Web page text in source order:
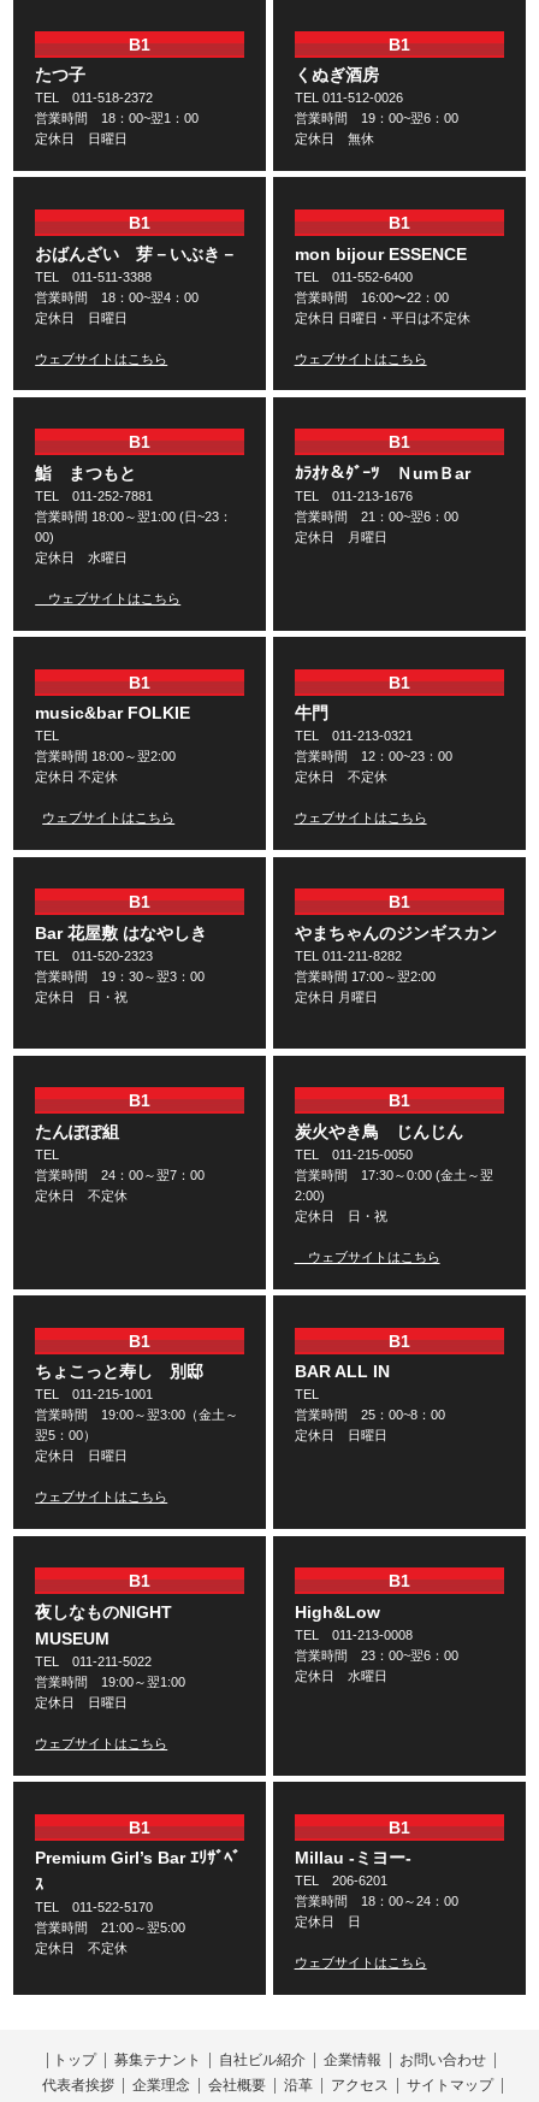
B1
たつ子
TEL 011-518-2372
営業時間 18：00~翌1：00
定休日 日曜日
B1
くぬぎ酒房
TEL 011-512-0026
営業時間 19：00~翌6：00
定休日 無休
B1
おばんざい 芽－いぶき－
TEL 011-511-3388
営業時間 18：00~翌4：00
定休日 日曜日
ウェブサイトはこちら
B1
mon bijour ESSENCE
TEL 011-552-6400
営業時間 16:00〜22：00
定休日 日曜日・平日は不定休
ウェブサイトはこちら
B1
鮨 まつもと
TEL 011-252-7881
営業時間 18:00～翌1:00 (日~23：
00)
定休日 水曜日
ウェブサイトはこちら
B1
ｶﾗｵｹ＆ﾀﾞｰﾂ ＮumＢar
TEL 011-213-1676
営業時間 21：00~翌6：00
定休日 月曜日
B1
music&bar FOLKIE
TEL
営業時間 18:00～翌2:00
定休日 不定休
ウェブサイトはこちら
B1
牛門
TEL 011-213-0321
営業時間 12：00~23：00
定休日 不定休
ウェブサイトはこちら
B1
Bar 花屋敷 はなやしき
TEL 011-520-2323
営業時間 19：30～翌3：00
定休日 日・祝
B1
やまちゃんのジンギスカン
TEL 011-211-8282
営業時間 17:00～翌2:00
定休日 月曜日
B1
たんぽぽ組
TEL
営業時間 24：00～翌7：00
定休日 不定休
B1
炭火やき鳥 じんじん
TEL 011-215-0050
営業時間 17:30～0:00 (金土～翌
2:00)
定休日 日・祝
ウェブサイトはこちら
B1
ちょこっと寿し 別邸
TEL 011-215-1001
営業時間 19:00～翌3:00（金土～
翌5：00）
定休日 日曜日
ウェブサイトはこちら
B1
BAR ALL IN
TEL
営業時間 25：00~8：00
定休日 日曜日
B1
夜しなものNIGHT
MUSEUM
TEL 011-211-5022
営業時間 19:00～翌1:00
定休日 日曜日
ウェブサイトはこちら
B1
High&Low
TEL 011-213-0008
営業時間 23：00~翌6：00
定休日 水曜日
B1
Premium Girl’s Bar ｴﾘｻﾞﾍﾞ
ｽ
TEL 011-522-5170
営業時間 21:00～翌5:00
定休日 不定休
B1
Millau -ミヨー-
TEL 206-6201
営業時間 18：00～24：00
定休日 日
ウェブサイトはこちら
トップ 募集テナント 自社ビル紹介 企業情報
お問い合わせ
代表者挨拶
企業理念 会社概要 沿革 アクセス サイトマップ